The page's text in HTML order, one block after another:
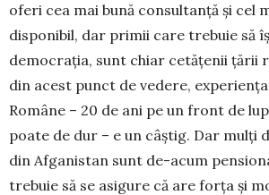
oferi cea mai bună consultanță și cel
disponibil, dar primii care trebuie să
democrația, sunt chiar cetățenii țării
din acest punct de vedere,
Române – 20 de ani pe un front de
poate de dur – e un câștig. Dar mulți
din Afganistan sunt de-acum
trebuie să se asigure că are forța și